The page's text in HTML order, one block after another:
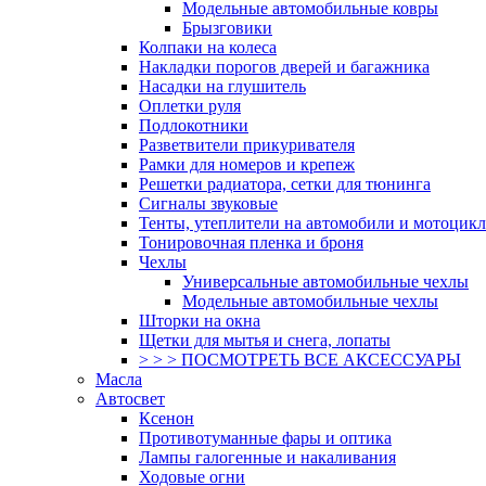
Модельные автомобильные ковры
Брызговики
Колпаки на колеса
Накладки порогов дверей и багажника
Насадки на глушитель
Оплетки руля
Подлокотники
Разветвители прикуривателя
Рамки для номеров и крепеж
Решетки радиатора, сетки для тюнинга
Сигналы звуковые
Тенты, утеплители на автомобили и
Тонировочная пленка и броня
Чехлы
Универсальные автомобильные чехлы
Модельные автомобильные чехлы
Шторки на окна
Щетки для мытья и снега, лопаты
> > > ПОСМОТРЕТЬ ВСЕ АКСЕССУАРЫ
Масла
Автосвет
Ксенон
Противотуманные фары и оптика
Лампы галогенные и накаливания
Ходовые огни